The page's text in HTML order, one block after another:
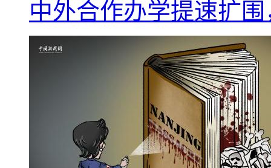
中外合作办学提速扩